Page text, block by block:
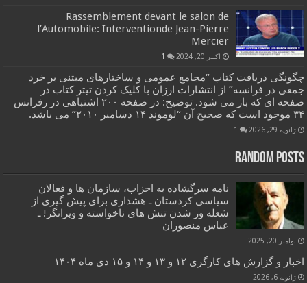
Rassemblement devant le salon de
l’Automobile: Interventionde Jean-Pierre
Mercier
اکتبر 20, 2024 1
چگونگی دریافت کتاب “مجامع عمومی و ساختارهای مبتنی بر خرد
جمعی در فرانسه” از انتشارات ارزان با کلیک کردن تیتر کتاب در
صفحه ای که باز می شود. توضیح: در صفحه ۲۰۰ اشتباهی در رفرانس
۳۴ موجود است که صحیح آن “لوموند ۱۴ دسامبر ۲۰۱۰” می باشد.
ژانویه 29, 2026 1
Random Posts
نامه سرگشاده به احزاب، سازمان ها و فعالان
سیاسی کردستان ـ هشداری برای پیش گیری از
شعله ور شدن تنش های ناخواسته و ویرانگر! ـ
عباس منصوران
نوامبر 20, 2025
اخبار و گزارش های کارگری ۱۲ و ۱۳ و ۱۴ و ۱۵ دی ماه ۱۴۰۴
ژانویه 6, 2026